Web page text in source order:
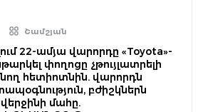
Շամշյան
22-ամյա վարորդը «Toyota»-
փողոցը չթույլատրելի
հետիոտնին. վարորդն
բժիշկներն
մահը.